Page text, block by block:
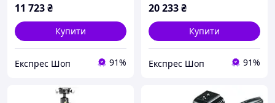
11 723₴
Купити
Експрес Шоп 91%
20 233₴
Купити
Експрес Шоп 91%